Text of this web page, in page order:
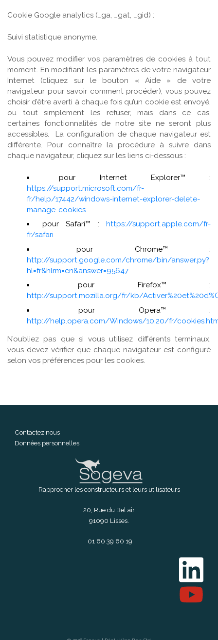
Cookie Google analytics (_ga, _gat, _gid) :
Suivi statistique anonyme.
Vous pouvez modifier vos paramètres de cookies à tout
moment. En modifiant les paramètres de votre navigateur
Internet (cliquez sur le bouton « Aide » de votre
navigateur pour savoir comment procéder), vous pouvez
choisir d’être averti à chaque fois qu’un cookie est envoyé,
ou tout simplement les refuser, mais dans ce cas,
certaines fonctionnalités de notre site ne seront plus
accessibles. La configuration de chaque navigateur est
différente. Pour connaître la procédure à suivre dans
chaque navigateur, cliquez sur les liens ci-dessous :
pour Internet Explorer™ :
https://support.microsoft.com/fr-
fr/help/17442/windows-internet-explorer-delete-
manage-cookies
pour Safari™ : https://support.apple.com/fr-
fr/safari
pour Chrome™ :
http://support.google.com/chrome/bin/answer.py?
hl=fr&hlrm=en&answer=95647
pour Firefox™ :
http://support.mozilla.org/fr/kb/
pour Opera™ :
http://help.opera.com/Windows/10.20/fr/
N’oubliez pas que si vous utilisez différents terminaux,
vous devez vérifier que chaque navigateur est configuré
selon vos préférences pour les cookies.
Contactez nous
Données personnelles
Rapprocher les constructeurs et leurs utilisateurs
20, Rue du Bel air
91090 Lisses.
01 60 39 60 19